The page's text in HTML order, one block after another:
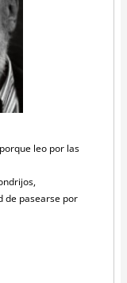
leo por las
de pasearse por